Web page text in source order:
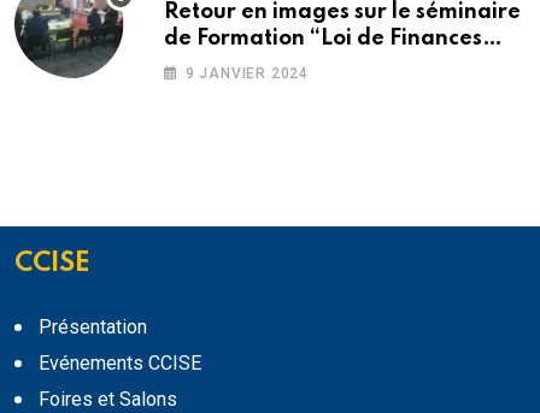
Retour en images sur le séminaire
de Formation “Loi de Finances
2024”
9 JANVIER 2024
CCISE
Présentation
Evénements CCISE
Foires et Salons